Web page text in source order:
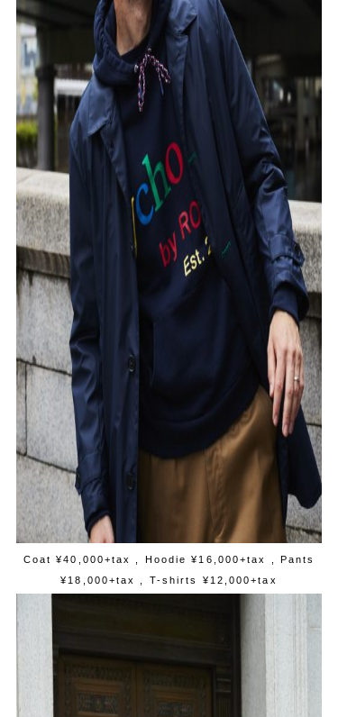
Coat ¥40,000+tax Hoodie ¥16,000+tax
, Pants
¥18,000+tax , T-shirts ¥12,000+tax